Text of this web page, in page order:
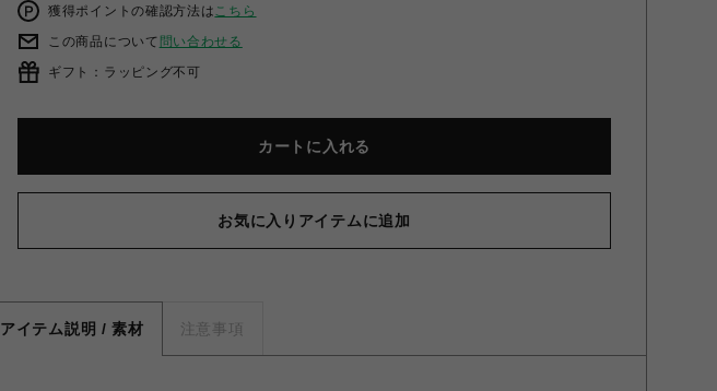
獲得ポイントの確認方法はこちら
この商品について 問い合わせる
ギフト：ラッピング不可
カートに入れる
お気に入りアイテムに追加
アイテム説明 / 素材 注意事項